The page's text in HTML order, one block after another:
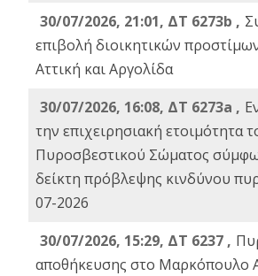
30/07/2026, 21:01, ΔΤ 6273b ,
επιβολή διοικητικών
Αττική και Αργολίδα
30/07/2026, 16:08, ΔΤ 6273a ,
την επιχειρησιακή ετοιμότητα
Πυροσβεστικού Σώματος
δείκτη πρόβλεψης κινδύνου
07-2026
30/07/2026, 15:29, ΔΤ 6237 ,
αποθήκευσης στο Μαρκόπουλο